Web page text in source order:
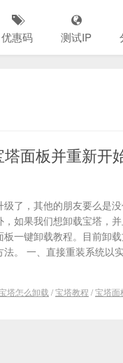
优惠码 测试IP
面板并重新开
了，其他的朋友要么是
如果我们想卸载宝塔，并
一键卸载教程。目前卸
。 一、直接重装系统以
塔怎么卸载 /宝塔教程 /宝塔面